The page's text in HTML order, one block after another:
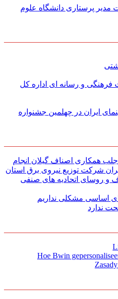
مدیر پرستاری دانشگاه علوم
و رسانه ای اداره کل
ایران در چهلمین جشنواره
همکاری اصناف گیلان انجام
شركت توزیع نیروی برق استان
و روسای اتحادیه های صنفی
اساسی مشکلی نداریم
ندارد
Hoe Bwin